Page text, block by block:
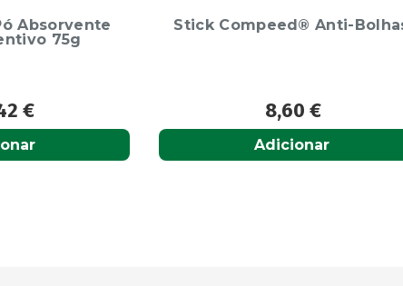
Anti-Bolhas
€
Rosacure Fast Emulsão-Gel
19,50€
Adicionar